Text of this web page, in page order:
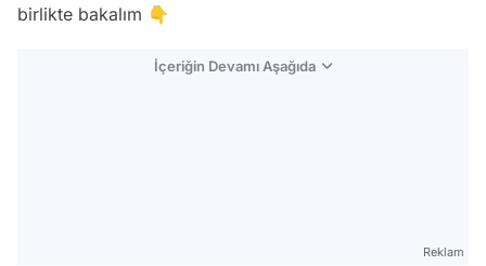
birlikte bakalım 👇
İçeriğin Devamı Aşağıda
Reklam